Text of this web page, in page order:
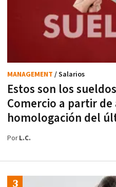
Estos son los
Comercio a partir
homologación del
MANAGEMENT / Salarios
PorL.C.